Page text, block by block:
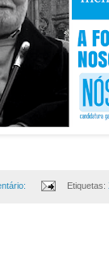
Etiquetas: